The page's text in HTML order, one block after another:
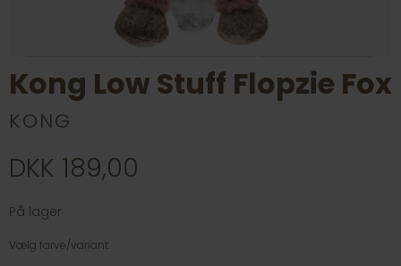
Kong Low Stuff Flopzie Fox
KONG
DKK 189,00
På lager
Vælg farve/variant: